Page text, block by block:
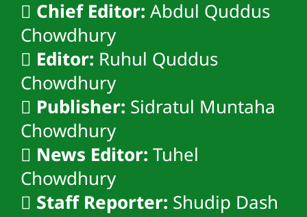
Chief Editor: Abdul Quddus
Chowdhury
Editor: Ruhul Quddus
Chowdhury
Publisher: Sidratul Muntaha
Chowdhury
News Editor: Tuhel
Chowdhury
Staff Reporter: Shudip Dash